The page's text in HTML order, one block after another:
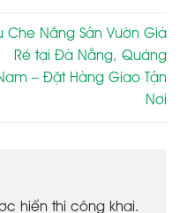
Che Nắng Sân Vườn Giá
Rẻ tại Đà Nẵng, Quảng
– Đặt Hàng Giao Tận
Nơi
hiển thị công khai.